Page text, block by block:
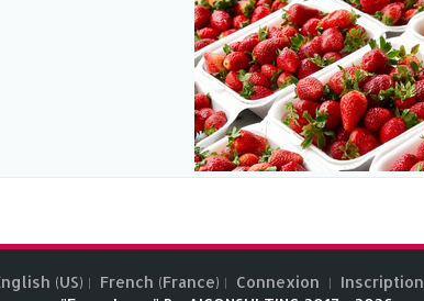
(US) French (France) Connexion Inscription